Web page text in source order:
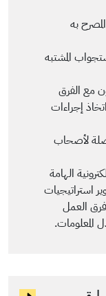
به
المشتبه
مع الفرق
إجراءات
لأصحاب
الهامة
استراتيجيات
فرق العمل
المعلومات.